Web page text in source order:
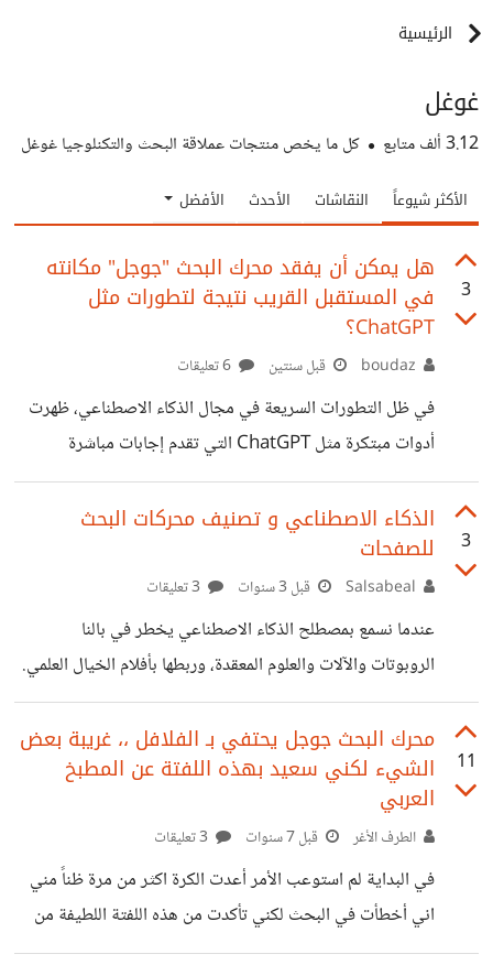
الرئيسية
غوغل
3.12 ألف متابع كل ما يخص منتجات عملاقة البحث والتكنلوجيا غوغل
الأكثر شيوعاً النقاشات الأحدث الأفضل
3
هل يمكن أن يفقد محرك البحث "جوجل" مكانته
في المستقبل القريب نتيجة لتطورات مثل
ChatGPT؟
قبل سنتين
في ظل التطورات السريعة في مجال الذكاء الاصطناعي، ظهرت
أدوات مبتكرة مثل ChatGPT التي تقدم إجابات مباشرة
ومخصصة للمستخدمين، مما أثار تساؤلات حول مستقبل
محركات البحث التقليدية مثل "جوجل". على الرغم من أن
"جوجل" يتمتع بمكانة رائدة بفضل خوارزمياته المتقدمة
ومجموعة خدماته الشاملة، إلا أن نماذج الذكاء الاصطناعي
القادرة على توفير تجارب حوارية تفاعلية قد تغيّر طريقة البحث
عن المعلومات. مع ذلك، من غير المرجح أن تفقد "جوجل"
مشابهة لضمان بقائها
3
الذكاء الاصطناعي و تصنيف محركات البحث
للصفحات
قبل 3 سنوات
عندما نسمع بمصطلح الذكاء الاصطناعي يخطر في بالنا
الروبوتات والآلات والعلوم المعقدة، وربطها بأفلام الخيال العلمي.
واليوم يعتبر الذكاء الاصطناعي مصطلح شامل للتطبيقات التي
تؤدي مهام معقدة كانت تتطلب قديماً مجهودات بشرية في
مختلف المجالات، من ضمنها مجال التسويق الرقمي. المسوق في
هذه الأيام يتطلع إلى استخدام تقنيات الذكاء الاصطناعي بما
يخدم عمله وتسهيل حصوله على أفضل النتائج بأقل الجهود
الممكنة. من أهم الأدوات التسويقية التي استخدمها المسوقون
هي أداة SEO والتي كان لها أثر كبير في زيادة معدل ظهور
11
محرك البحث جوجل يحتفي بـ الفلافل ،، غريبة بعض
الشيء لكني سعيد بهذه اللفتة عن المطبخ
العربي
الطرف الأغر قبل 7 سنوات
في البداية لم استوعب الأمر أعدت الكرة اكثر من مرة ظناً مني
اني أخطأت في البحث لكني تأكدت من هذه اللفتة اللطيفة من
جوجل ما الذي جعله يتذكر الفلافل ؟ ولماذا الفلافل بالذات سؤال